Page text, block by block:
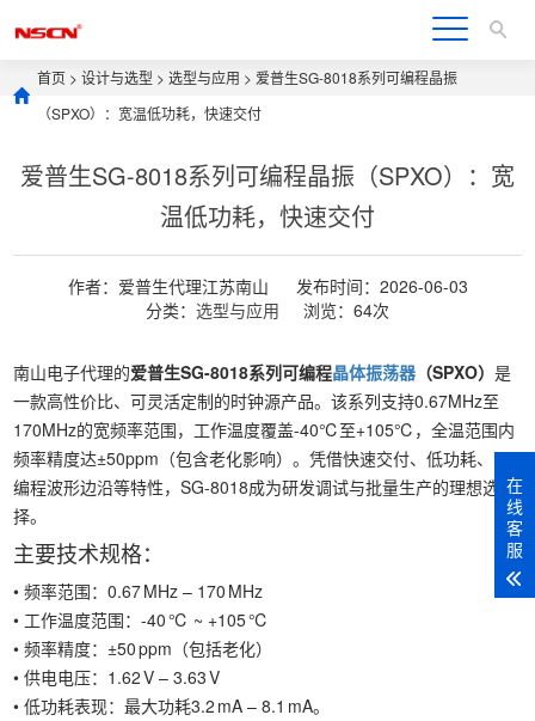
首页 >设计与选型 >选型与应用 > 爱普生SG-8018系列可编程晶振
（SPXO）：宽温低功耗，快速交付
爱普生SG-8018系列可编程晶振（SPXO）：宽
温低功耗，快速交付
作者：爱普生代理江苏南山
发布时间：2026-06-03
分类： 选型与应用 浏览：64次
南山电子代理的爱普生SG-8018系列可编程晶体振荡器（SPXO）是
一款高性价比、可灵活定制的时钟源产品。该系列支持0.67MHz至
170MHz的宽频率范围，工作温度覆盖-40℃至+105℃，全温范围内
频率精度达±50ppm（包含老化影响）。凭借快速交付、低功耗、可
编程波形边沿等特性，SG-8018成为研发调试与批量生产的理想选
择。
主要技术规格：
• 频率范围：0.67 MHz – 170 MHz
• 工作温度范围：-40 ℃ ~ +105 ℃
• 频率精度：±50 ppm（包括老化）
• 供电电压：1.62 V – 3.63 V
• 低功耗表现：最大功耗3.2 mA – 8.1 mA。
在
线
客
服